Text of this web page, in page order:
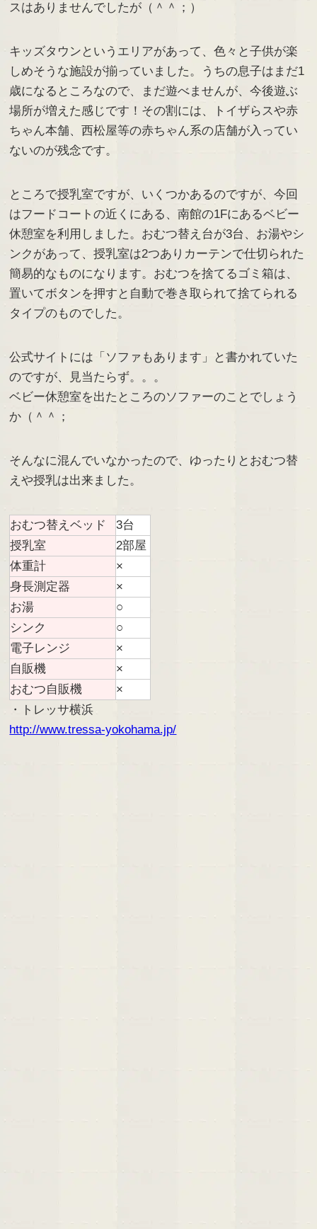
スはありませんでしたが（＾＾；）
キッズタウンというエリアがあって、色々と子供が楽
しめそうな施設が揃っていました。うちの息子はまだ1
歳になるところなので、まだ遊べませんが、今後遊ぶ
場所が増えた感じです！その割には、トイザらスや赤
ちゃん本舗、西松屋等の赤ちゃん系の店舗が入ってい
ないのが残念です。
ところで授乳室ですが、いくつかあるのですが、今回
はフードコートの近くにある、南館の1Fにあるベビー
休憩室を利用しました。おむつ替え台が3台、お湯やシ
ンクがあって、授乳室は2つありカーテンで仕切られた
簡易的なものになります。おむつを捨てるゴミ箱は、
置いてボタンを押すと自動で巻き取られて捨てられる
タイプのものでした。
公式サイトには「ソファもあります」と書かれていた
のですが、見当たらず。。。
ベビー休憩室を出たところのソファーのことでしょう
か（＾＾；
そんなに混んでいなかったので、ゆったりとおむつ替
えや授乳は出来ました。
おむつ替えベッド
3台
授乳室
2部屋
体重計
×
身長測定器
×
お湯
○
シンク
○
電子レンジ
×
自販機
×
おむつ自販機
×
・トレッサ横浜
http://www.tressa-yokohama.jp/